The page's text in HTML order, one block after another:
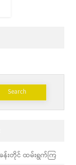
န်းတိုင် ထမ်းရွက်ကြ